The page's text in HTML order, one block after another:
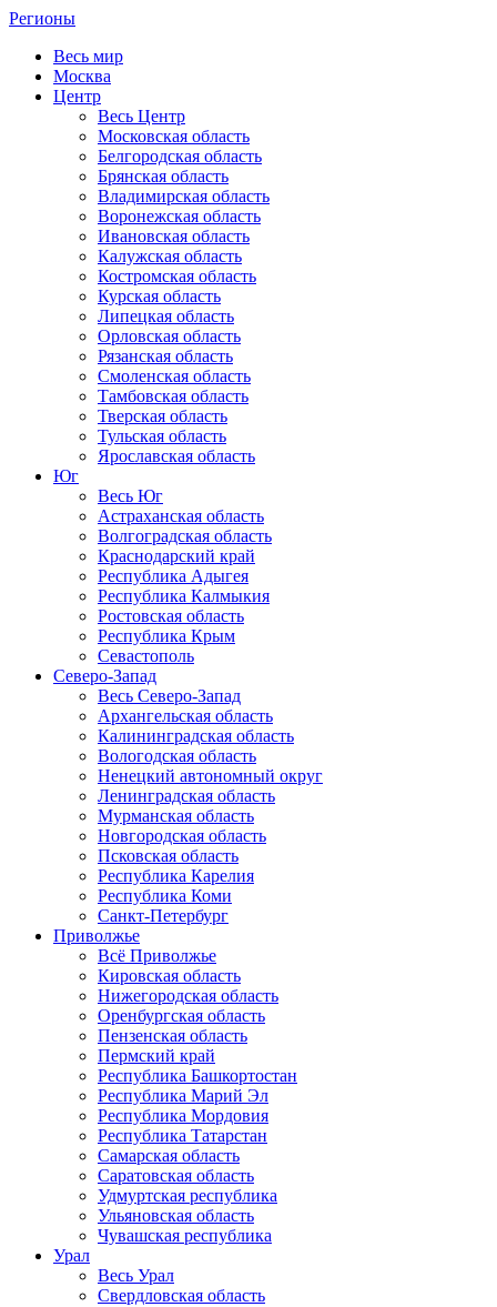
Регионы
Весь мир
Москва
Центр
Весь Центр
Московская область
Белгородская область
Брянская область
Владимирская область
Воронежская область
Ивановская область
Калужская область
Костромская область
Курская область
Липецкая область
Орловская область
Рязанская область
Смоленская область
Тамбовская область
Тверская область
Тульская область
Ярославская область
Юг
Весь Юг
Астраханская область
Волгоградская область
Краснодарский край
Республика Адыгея
Республика Калмыкия
Ростовская область
Республика Крым
Севастополь
Северо-Запад
Весь Северо-Запад
Архангельская область
Калининградская область
Вологодская область
Ненецкий автономный округ
Ленинградская область
Мурманская область
Новгородская область
Псковская область
Республика Карелия
Республика Коми
Санкт-Петербург
Приволжье
Всё Приволжье
Кировская область
Нижегородская область
Оренбургская область
Пензенская область
Пермский край
Республика Башкортостан
Республика Марий Эл
Республика Мордовия
Республика Татарстан
Самарская область
Саратовская область
Удмуртская республика
Ульяновская область
Чувашская республика
Урал
Весь Урал
Свердловская область